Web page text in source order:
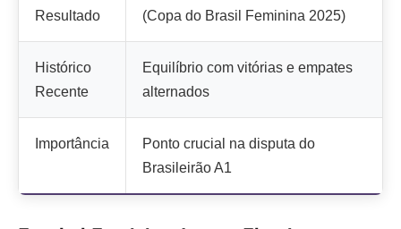
Resultado
(Copa do Brasil Feminina 2025)
Histórico
Recente
Equilíbrio com vitórias e empates
alternados
Importância
Ponto crucial na disputa do
Brasileirão A1